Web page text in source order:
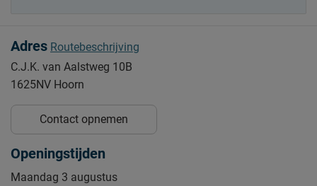
Adres Routebeschrijving
C.J.K. van Aalstweg 10B
1625NV Hoorn
Contact opnemen
Openingstijden
Maandag 3 augustus